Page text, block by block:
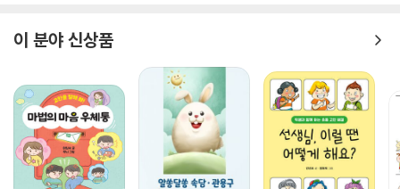
이 분야 신상품